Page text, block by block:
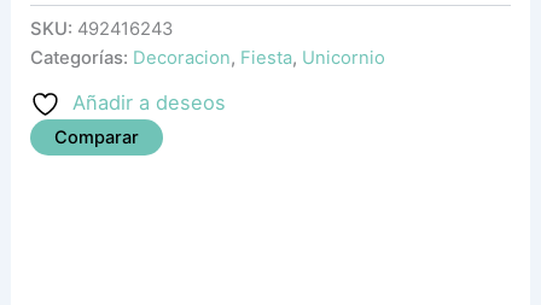
SKU: 492416243
Categorías: Decoracion, Fiesta, Unicornio
Añadir a deseos
Comparar